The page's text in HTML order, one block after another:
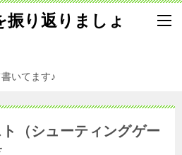
り返りましょ
いてます♪
ト（シューティングゲー